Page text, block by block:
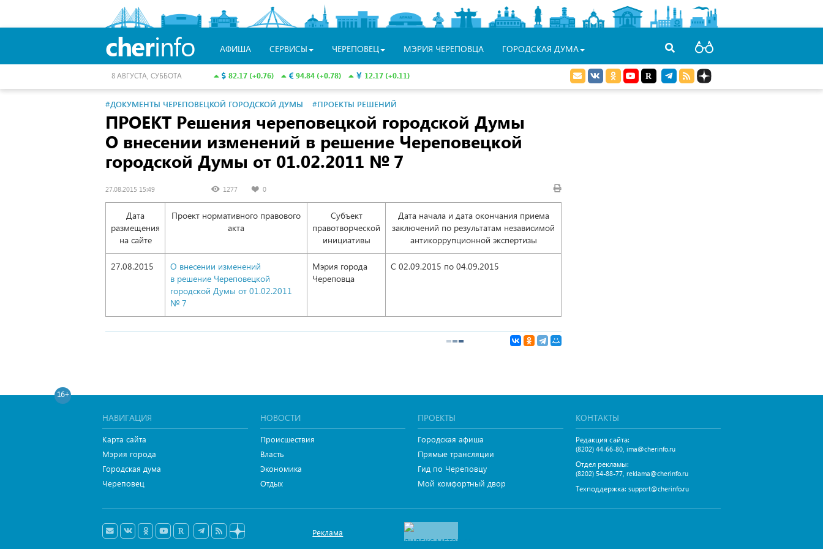
cherinfo АФИША СЕРВИСЫ ЧЕРЕПОВЕЦ МЭРИЯ ЧЕРЕПОВЦА ГОРОДСКАЯ ДУМА
82.17 (+0.76) 94.84 (+0.78) 12.17 (+0.11)
8 АВГУСТА, СУББОТА
#ДОКУМЕНТЫ ЧЕРЕПОВЕЦКОЙ ГОРОДСКОЙ ДУМЫ #ПРОЕКТЫ РЕШЕНИЙ
ПРОЕКТ Решения череповецкой городской Думы
О внесении изменений в решение Череповецкой
городской Думы от 01.02.2011 № 7
27.08.2015 15:49 1277 0
Дата
размещения
на сайте
Проект нормативного правового
акта
Субъект
правотворческой
инициативы
Дата начала и дата окончания приема
заключений по результатам независимой
антикоррупционной экспертизы
27.08.2015
О внесении изменений
в решение Череповецкой
городской Думы от 01.02.2011
№ 7
Мэрия города
Череповца
С 02.09.2015 по 04.09.2015
16+
НАВИГАЦИЯ
Карта сайта
Мэрия города
Городская дума
Череповец
НОВОСТИ
Происшествия
Власть
Экономика
Отдых
ПРОЕКТЫ
Городская афиша
Прямые трансляции
Гид по Череповцу
Мой комфортный двор
КОНТАКТЫ
Редакция сайта:
(8202) 44-66-80, ima@cherinfo.ru
Отдел рекламы:
(8202) 54-88-77, reklama@cherinfo.ru
Техподдержка: support@cherinfo.ru
Реклама